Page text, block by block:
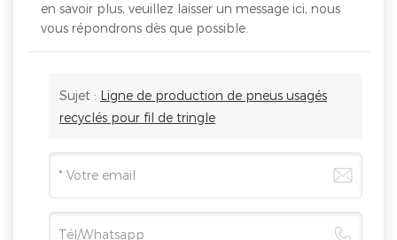
en savoir plus, veuillez laisser un message ici, nous
vous répondrons dès que possible.
Sujet : Ligne de production de pneus usagés
recyclés pour fil de tringle